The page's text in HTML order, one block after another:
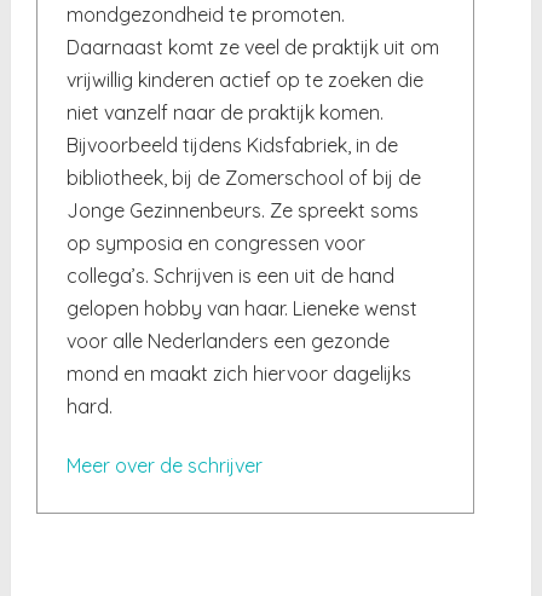
mondgezondheid te promoten.
Daarnaast komt ze veel de praktijk uit om
vrijwillig kinderen actief op te zoeken die
niet vanzelf naar de praktijk komen.
Bijvoorbeeld tijdens Kidsfabriek, in de
bibliotheek, bij de Zomerschool of bij de
Jonge Gezinnenbeurs. Ze spreekt soms
op symposia en congressen voor
collega’s. Schrijven is een uit de hand
gelopen hobby van haar. Lieneke wenst
voor alle Nederlanders een gezonde
mond en maakt zich hiervoor dagelijks
hard.
Meer over de schrijver